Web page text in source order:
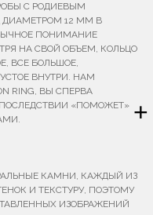
+
С РОДИЕВЫМ
ДИАМЕТРОМ 12 ММ В
ПОНИМАНИЕ
НА СВОЙ ОБЪЕМ, КОЛЬЦО
ВСЕ БОЛЬШОЕ,
ВНУТРИ. НАМ
RING, ВЫ СПЕРВА
«ПОМОЖЕТ»
КАМНИ, КАЖДЫЙ ИЗ
И ТЕКСТУРУ, ПОЭТОМУ
ИЗОБРАЖЕНИЙ